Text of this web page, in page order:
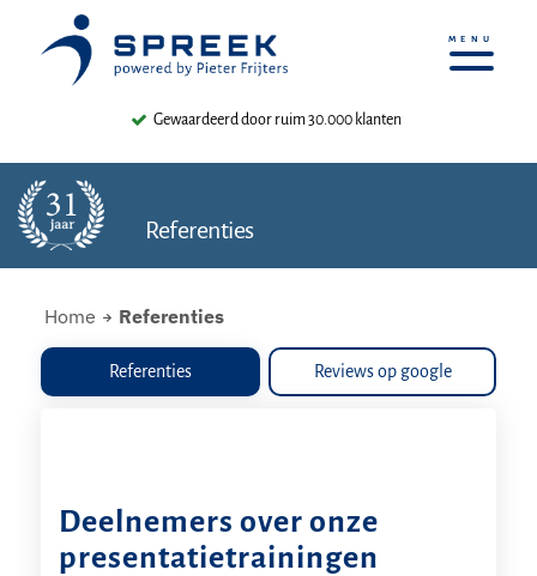
31 jaar ervaring
Referenties
Home Referenties
Referenties Reviews op google
Deelnemers over onze
presentatietrainingen